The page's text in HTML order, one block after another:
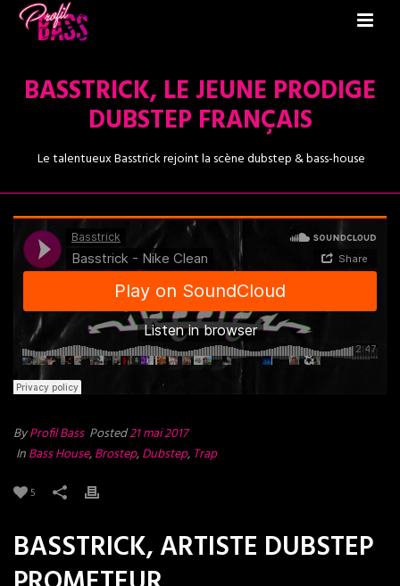
BASSTRICK, LE JEUNE PRODIGE
DUBSTEP FRANÇAIS
Le talentueux Basstrick rejoint la scène dubstep & bass-house
ByProfil Bass Posted21 mai 2017
InBass House,Brostep,Dubstep, Trap
5
BASSTRICK, ARTISTE DUBSTEP